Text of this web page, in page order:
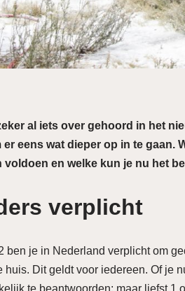
al iets over gehoord in het
eens wat dieper op in te gaan.
voldoen en welke kun je nu het
verplicht
ben je in Nederland verplicht om
huis. Dit geldt voor iedereen. Of je